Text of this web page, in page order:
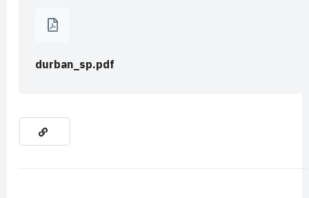
durban_sp.pdf